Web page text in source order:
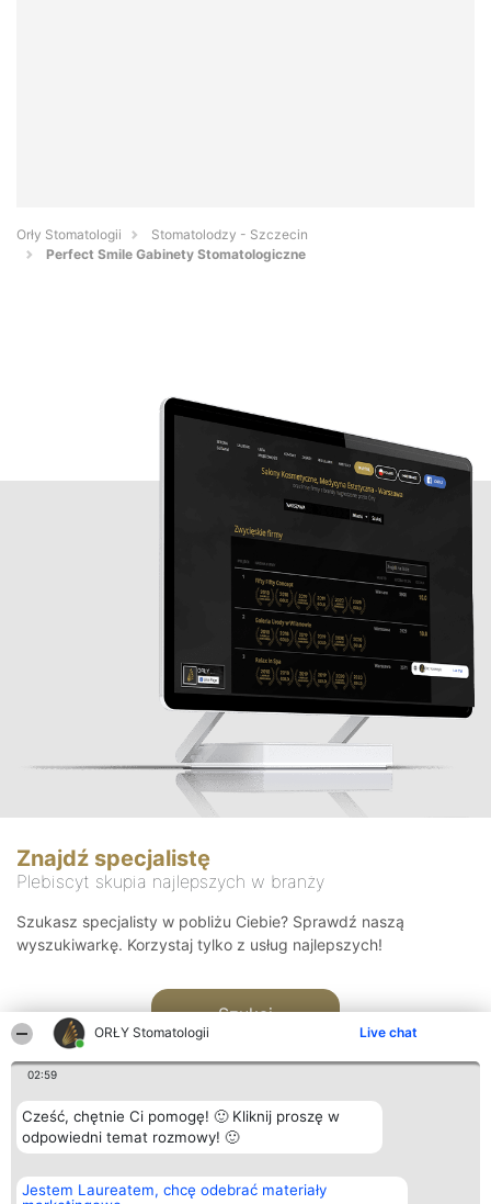
ORŁY Stomatologii Live chat
02:59
Cześć, chętnie Ci pomogę! 🙂 Kliknij proszę w
odpowiedni temat rozmowy! 🙂
Jestem Laureatem, chcę odebrać materiały
Orły Stomatologii
Stomatolodzy - Szczecin
Perfect Smile Gabinety Stomatologiczne
Znajdź specjalistę
Plebiscyt skupia najlepszych w branży
Szukasz specjalisty w pobliżu Ciebie? Sprawdź naszą
wyszukiwarkę. Korzystaj tylko z usług najlepszych!
Szukaj
Organizator plebiscytu
Bright Side Solutions sp. z o.
Plebiscyt
Laureaci
Kontakt
Kontakt